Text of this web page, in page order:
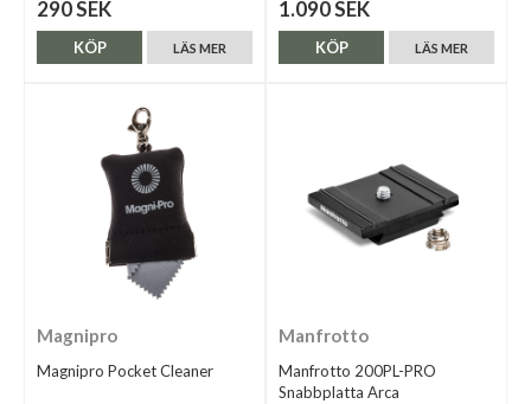
290 SEK
LÄS MER
KÖP
1.090 SEK
LÄS MER
KÖP
Magnipro
Magnipro Pocket Cleaner
Manfrotto
Manfrotto 200PL-PRO
Snabbplatta Arca